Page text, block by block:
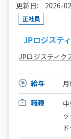
更新日: 2026-
正社員
JPロジステ
JPロジスティク
給与
職種